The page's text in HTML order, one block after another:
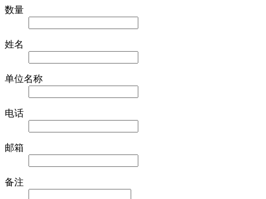
数量
姓名
单位名称
电话
邮箱
备注